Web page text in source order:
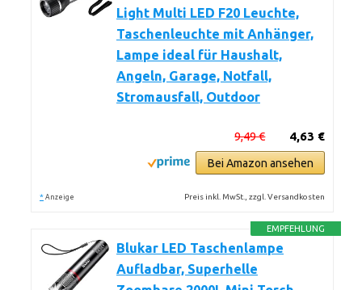
Light Multi LED F20 Leuchte,
Taschenleuchte mit Anhänger,
Lampe ideal für Haushalt,
Angeln, Garage, Notfall,
Stromausfall, Outdoor
4,63 €
9,49 €
Bei Amazon ansehen
* Anzeige Preis inkl. MwSt., zzgl. Versandkosten
EMPFEHLUNG
Blukar LED Taschenlampe
Aufladbar, Superhelle